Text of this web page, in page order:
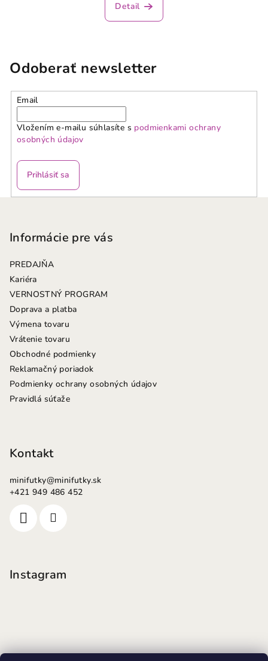
Detail
Odoberať newsletter
Email
Vložením e-mailu súhlasíte s podmienkami ochrany
osobných údajov
Prihlásiť sa
Informácie pre vás
PREDAJŇA
Kariéra
VERNOSTNÝ PROGRAM
Doprava a platba
Výmena tovaru
Vrátenie tovaru
Obchodné podmienky
Reklamačný poriadok
Podmienky ochrany osobných údajov
Pravidlá súťaže
Kontakt
minifutky@minifutky.sk
+421 949 486 452
Instagram